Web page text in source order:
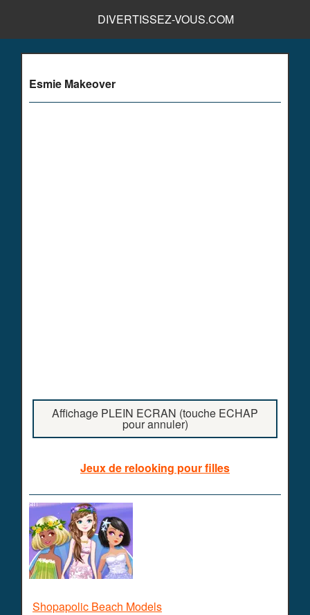
DIVERTISSEZ-VOUS.COM
Esmie Makeover
Affichage PLEIN ECRAN (touche ECHAP
pour annuler)
Jeux de relooking pour filles
Shopapolic Beach Models